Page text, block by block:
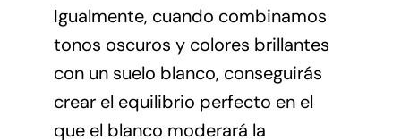
Igualmente, cuando combinamos
tonos oscuros y colores brillantes
con un suelo blanco, conseguirás
crear el equilibrio perfecto en el
que el blanco moderará la